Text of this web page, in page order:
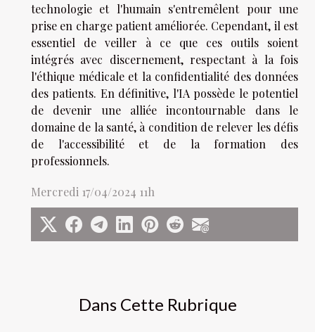
Dans Cette Rubrique
technologie et l'humain s'entremêlent pour une
prise en charge patient améliorée. Cependant, il est
essentiel de veiller à ce que ces outils soient
intégrés avec discernement, respectant à la fois
l'éthique médicale et la confidentialité des données
des patients. En définitive, l'IA possède le potentiel
de devenir une alliée incontournable dans le
domaine de la santé, à condition de relever les défis
de l'accessibilité et de la formation des
professionnels.
Mercredi 17/04/2024 11h